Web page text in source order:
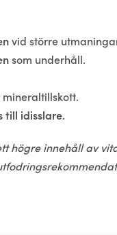
vid större
som underhåll.
till idisslare.
innehåll av